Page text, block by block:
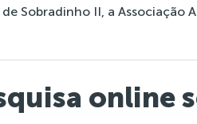
Sobradinho II, a Associação
online